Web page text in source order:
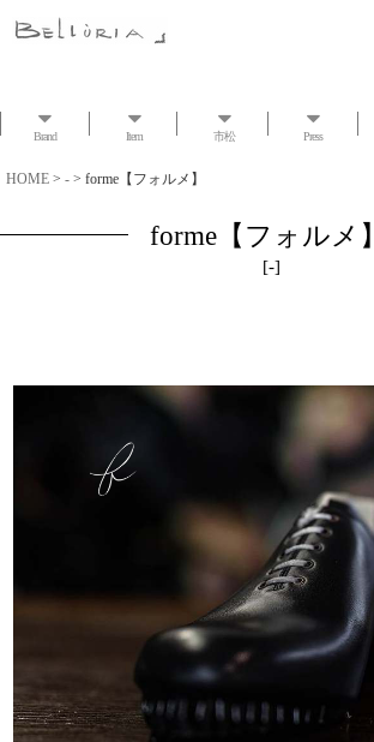
Brand Item 市松 Press
HOME > - > forme【フォルメ】
forme【フォルメ】
[-]